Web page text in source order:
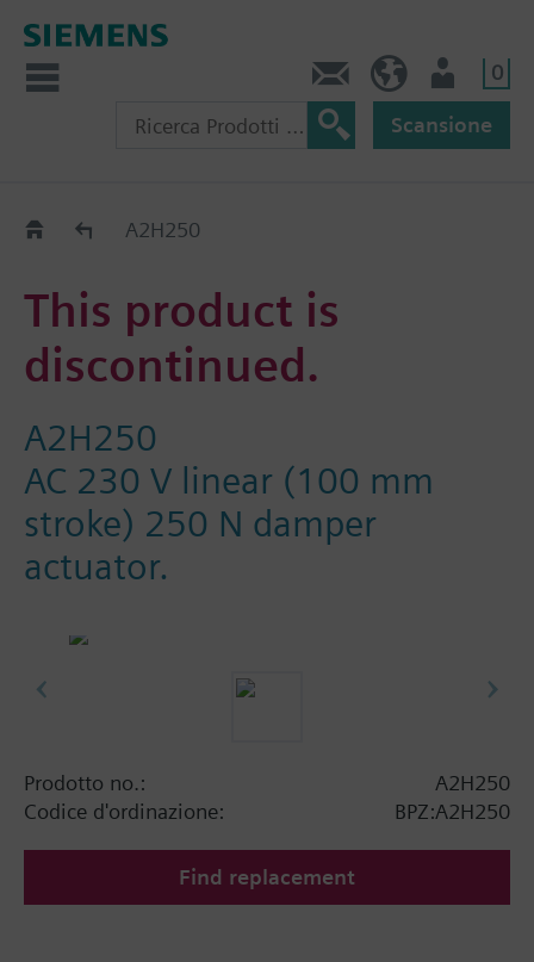
0
Scansione
Old2NewA2H250
This product is
discontinued.
A2H250
AC 230 V linear (100 mm
stroke) 250 N damper
actuator.
Prodotto no.:
A2H250
Codice d'ordinazione:
BPZ:A2H250
Find replacement